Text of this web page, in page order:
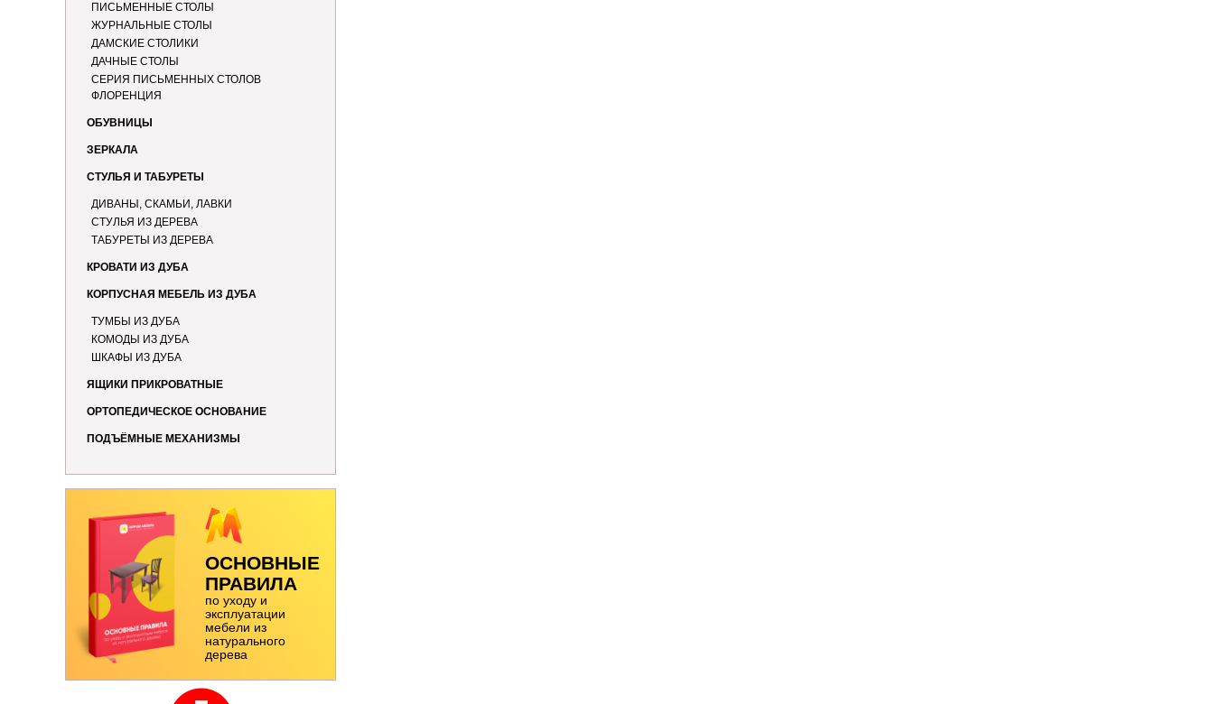
ПИСЬМЕННЫЕ СТОЛЫ
ЖУРНАЛЬНЫЕ СТОЛЫ
ДАМСКИЕ СТОЛИКИ
ДАЧНЫЕ СТОЛЫ
СЕРИЯ ПИСЬМЕННЫХ СТОЛОВ
ФЛОРЕНЦИЯ
ОБУВНИЦЫ
ЗЕРКАЛА
СТУЛЬЯ И ТАБУРЕТЫ
ДИВАНЫ, СКАМЬИ, ЛАВКИ
СТУЛЬЯ ИЗ ДЕРЕВА
ТАБУРЕТЫ ИЗ ДЕРЕВА
КРОВАТИ ИЗ ДУБА
КОРПУСНАЯ МЕБЕЛЬ ИЗ ДУБА
ТУМБЫ ИЗ ДУБА
КОМОДЫ ИЗ ДУБА
ШКАФЫ ИЗ ДУБА
ЯЩИКИ ПРИКРОВАТНЫЕ
ОРТОПЕДИЧЕСКОЕ ОСНОВАНИЕ
ПОДЪЁМНЫЕ МЕХАНИЗМЫ
ОСНОВНЫЕ
ПРАВИЛА
по уходу и
эксплуатации
мебели из
натурального
дерева